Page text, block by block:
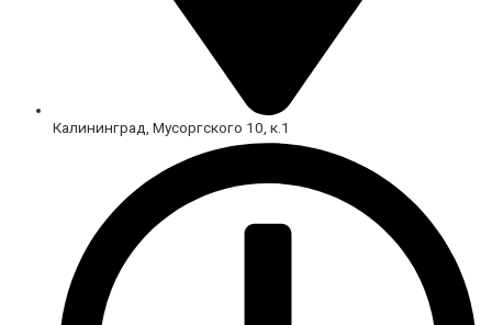
Калининград, Мусоргского 10, к.1